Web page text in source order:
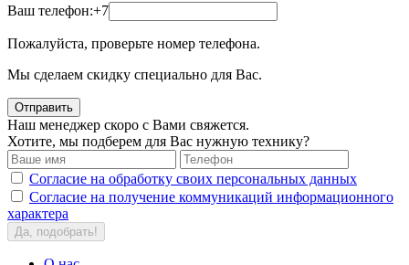
Ваш телефон:+7
Пожалуйста, проверьте номер телефона.
Мы сделаем скидку специально для Вас.
Отправить
Наш менеджер скоро с Вами свяжется.
Хотите, мы подберем для Вас нужную технику?
Согласие на обработку своих персональных данных
Согласие на получение коммуникаций информационного
характера
Да, подобрать!